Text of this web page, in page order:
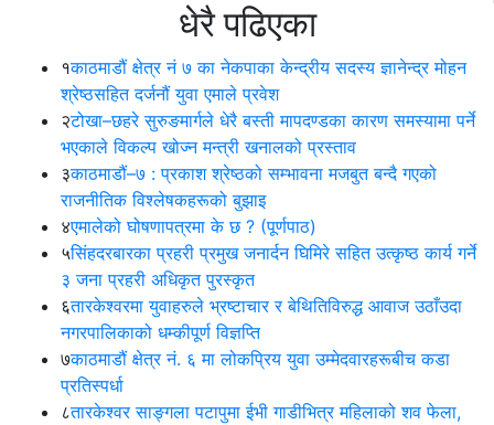
धेरै पढिएका
१काठमाडौं क्षेत्र नं ७ का नेकपाका केन्द्रीय सदस्य ज्ञानेन्द्र मोहन
श्रेष्ठसहित दर्जनौं युवा एमाले प्रवेश
२टोखा–छहरे सुरुङमार्गले धेरै बस्ती मापदण्डका कारण समस्यामा पर्ने
भएकाले विकल्प खोज्न मन्त्री खनालको प्रस्ताव
३काठमाडौं–७ : प्रकाश श्रेष्ठको सम्भावना मजबुत बन्दै गएको
राजनीतिक विश्लेषकहरूको बुझाइ
४एमालेको घोषणापत्रमा के छ ? (पूर्णपाठ)
५सिंहदरबारका प्रहरी प्रमुख जनार्दन घिमिरे सहित उत्कृष्ठ कार्य गर्ने
३ जना प्रहरी अधिकृत पुरस्कृत
६तारकेश्वरमा युवाहरुले भ्रष्टाचार र बेथितिविरुद्ध आवाज उठाँउदा
नगरपालिकाको धम्कीपूर्ण विज्ञप्ति
७काठमाडौं क्षेत्र नं. ६ मा लोकप्रिय युवा उम्मेदवारहरूबीच कडा
प्रतिस्पर्धा
८तारकेश्वर साङ्गला पटापुमा ईभी गाडीभित्र महिलाको शव फेला,